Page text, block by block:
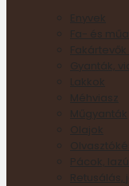
Enyvek
Fa- és
Gyanták,
Lakkok
Méhviasz
Műgyanták
Olajok
Pácok,
Retusálás,